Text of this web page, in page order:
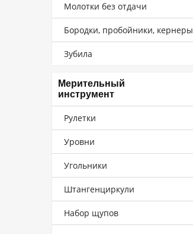
Молотки без отдачи
Бородки, пробойники, кернеры
Зубила
Мерительный
инструмент
Рулетки
Уровни
Угольники
Штангенциркули
Набор щупов